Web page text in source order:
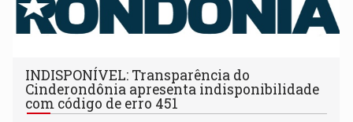
INDISPONÍVEL: Transparência do
Cinderondônia apresenta indisponibilidade
com código de erro 451